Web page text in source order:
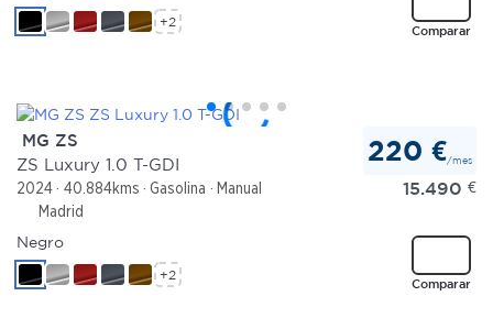
Comparar
+2
MG ZS
ZS Luxury 1.0 T-GDI
2024 40.884kms Gasolina
Manual
Madrid
220 €/mes
15.490 €
Comparar
Negro
+2